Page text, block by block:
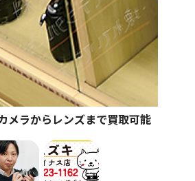
メラからレンズまで買取可能